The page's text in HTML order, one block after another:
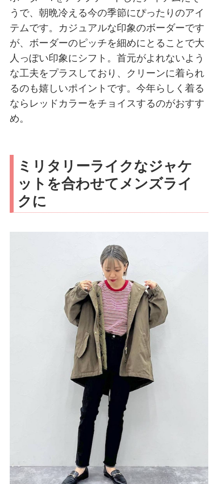
うで、朝晩冷える今の季節にぴったりのアイ
テムです。カジュアルな印象のボーダーです
が、ボーダーのピッチを細めにとることで大
人っぽい印象にシフト。首元がよれないよう
な工夫をプラスしており、クリーンに着られ
るのも嬉しいポイントです。今年らしく着る
ならレッドカラーをチョイスするのがおすす
め。
ミリタリーライクなジャケ
ットを合わせてメンズライ
クに